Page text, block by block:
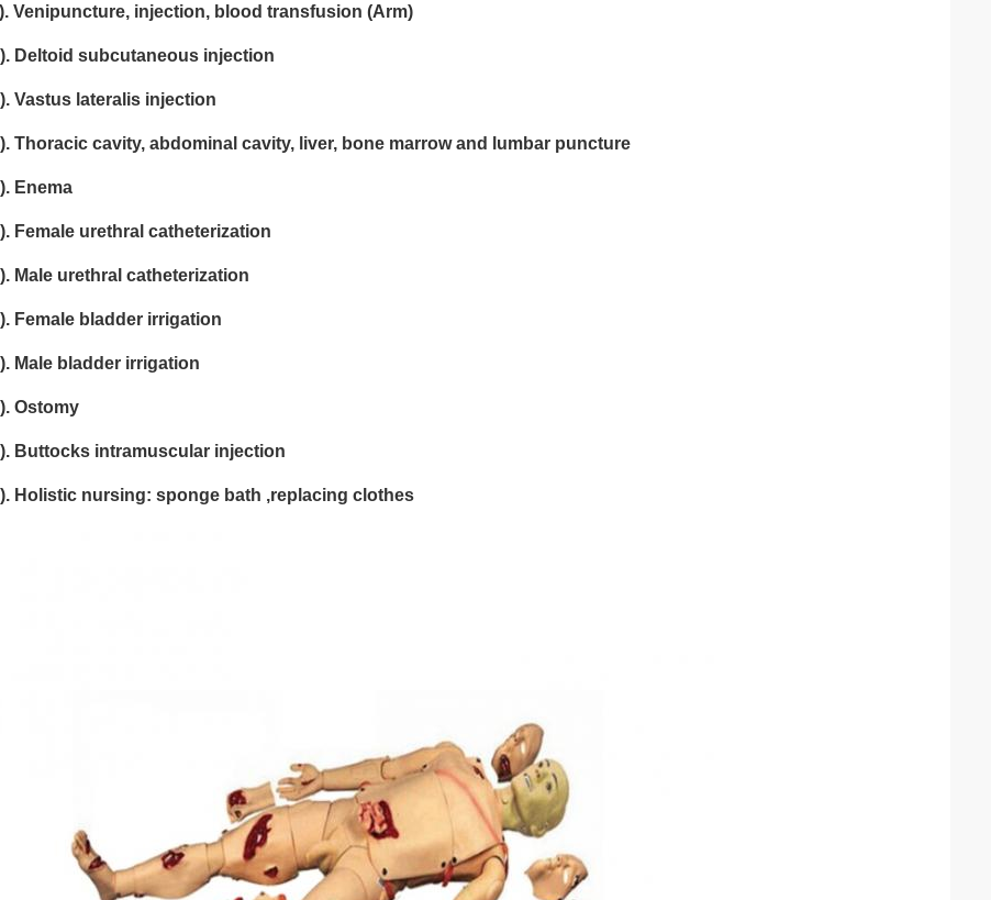
Venipuncture, injection, blood transfusion (Arm)
Deltoid subcutaneous injection
Vastus lateralis injection
Thoracic cavity, abdominal cavity, liver, bone marrow and lumbar puncture
Enema
Female urethral catheterization
Male urethral catheterization
Female bladder irrigation
Male bladder irrigation
Ostomy
Buttocks intramuscular injection
Holistic nursing: sponge bath ,replacing clothes